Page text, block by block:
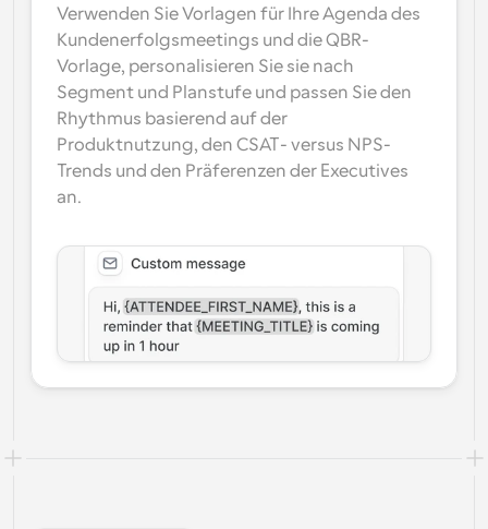
Verwenden Sie Vorlagen für Ihre Agenda des
Kundenerfolgsmeetings und die QBR-
Vorlage, personalisieren Sie sie nach
Segment und Planstufe und passen Sie den
Rhythmus basierend auf der
Produktnutzung, den CSAT- versus NPS-
Trends und den Präferenzen der Executives
an.